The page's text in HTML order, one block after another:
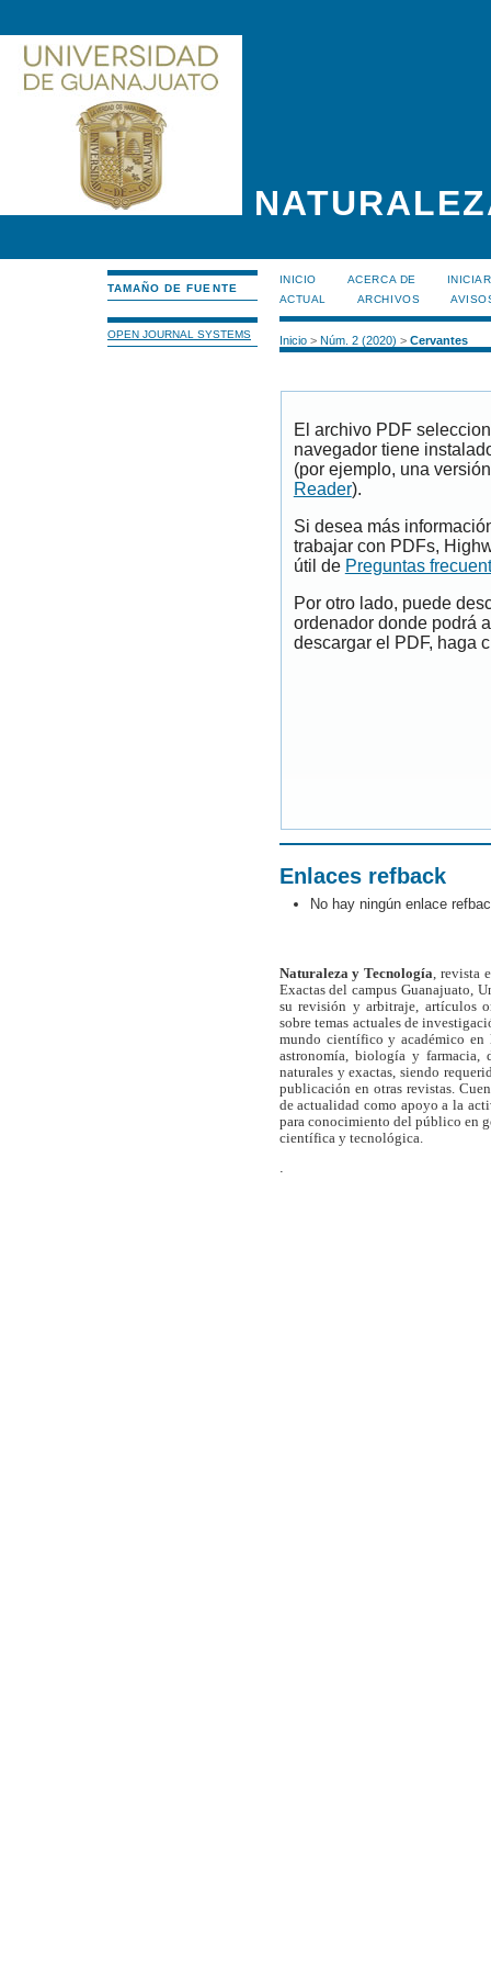
TAMAÑO DE FUENTE
OPEN JOURNAL SYSTEMS
INICIO ACERCA DE
ACTUAL
ARCHIVOS
Inicio> Núm. 2 (2020) > Cervantes
El archivo PDF
navegador tiene
(por ejemplo, una
Reader).
Si desea más
trabajar con PDFs,
útil de Preguntas
Por otro lado, puede
ordenador donde podrá
descargar el PDF, haga
Enlaces refback
No hay ningún enlace
Naturaleza y Tecnología, revista
Exactas del campus Guanajuato,
su revisión y arbitraje, artículos
sobre temas actuales de
mundo científico y académico en
astronomía, biología y farmacia,
naturales y exactas, siendo
publicación en otras revistas.
de actualidad como apoyo a la
para conocimiento del público en
científica y tecnológica.
.